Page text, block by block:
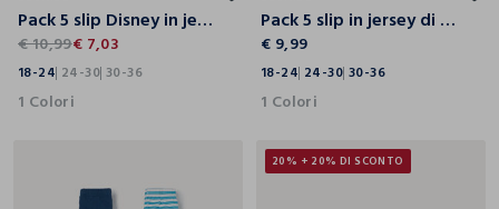
Pack 5 slip Disney in jersey di puro cotone
€ 10,99€ 7,03
18-24 24-30 30-36
1 Colori
Pack 5 slip in jersey di puro cotone
€ 9,99
18-24 24-30 30-36
1 Colori
20% + 20% DI SCONTO